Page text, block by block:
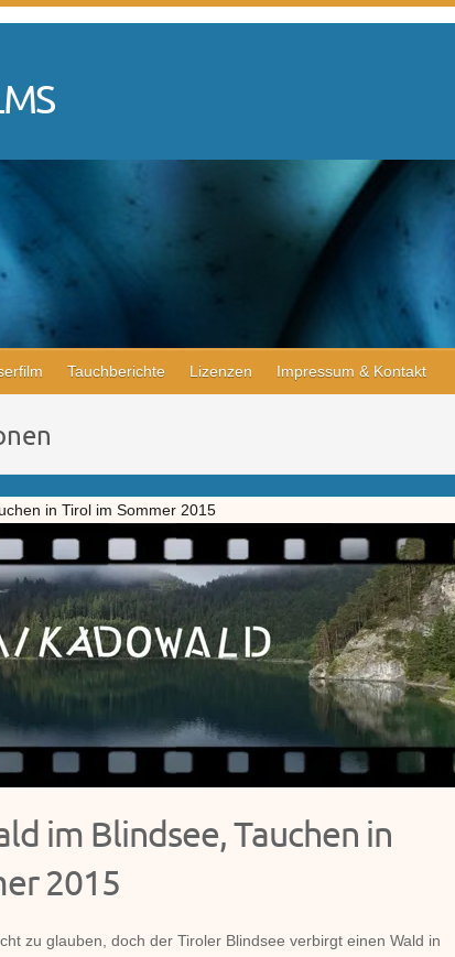
Tauchberichte Lizenzen Impressum & Kontakt
in Tirol im Sommer 2015
im Blindsee, Tauchen in
2015
zu glauben, doch der Tiroler Blindsee verbirgt einen Wald in